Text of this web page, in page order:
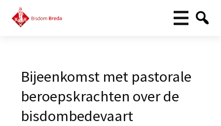
Bijeenkomst met pastorale
beroepskrachten over de
bisdombedevaart